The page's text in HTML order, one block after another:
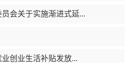
会关于实施渐进式延...
创业生活补贴发放...